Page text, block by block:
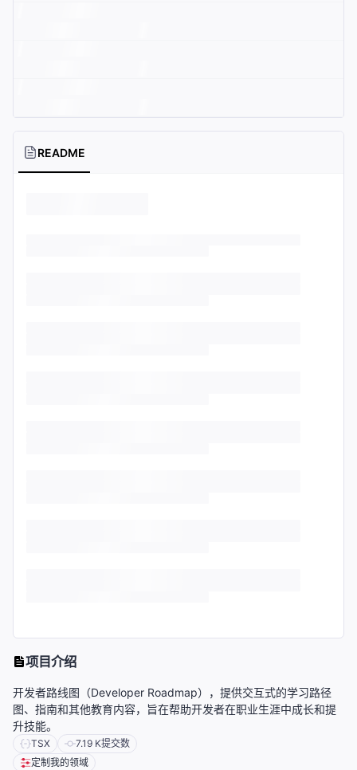
README
项目介绍
开发者路线图（Developer Roadmap），提供交互式的学习路径
图、指南和其他教育内容，旨在帮助开发者在职业生涯中成长和提
升技能。
TSX 7.19 K提交数
定制我的领域